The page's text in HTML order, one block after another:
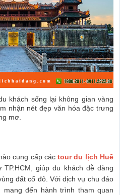
khách sống lại không gian vàng
nhận nét đẹp văn hóa đặc trưng
mơ.
cung cấp cáctour du lịch Huế
TP.HCM, giúp du khách dễ dàng
đất cố đô. Với dịch vụ chu đáo
đến hành trình tham quan